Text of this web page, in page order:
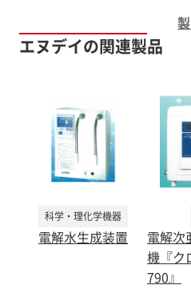
エヌデイの関連製品
科学・理化学機器
電解水生成装置
電解次
機『ク
790』